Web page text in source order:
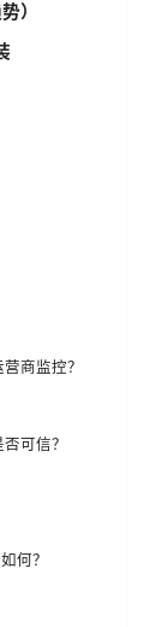
）
商监控？
可信？
何？